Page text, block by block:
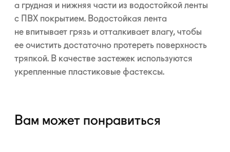
а грудная и нижняя части из водостойкой ленты
с ПВХ покрытием. Водостойкая лента
не впитывает грязь и отталкивает влагу, чтобы
ее очистить достаточно протереть поверхность
тряпкой. В качестве застежек используются
укрепленные пластиковые фастексы.
Вам может понравиться